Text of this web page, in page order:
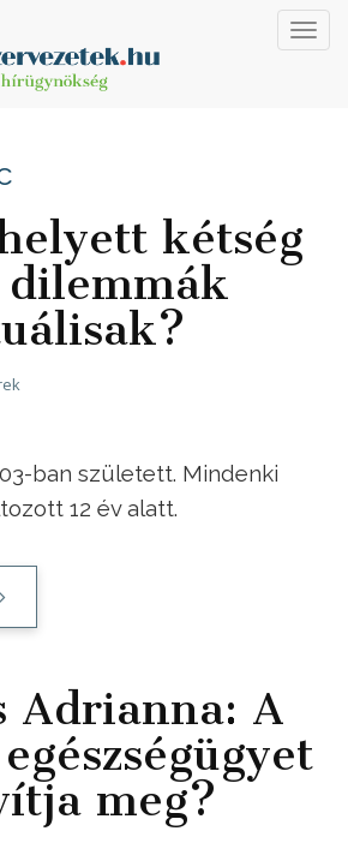
kétség
ban született. Mindenki
12 év alatt.
Adrianna: A
meg?